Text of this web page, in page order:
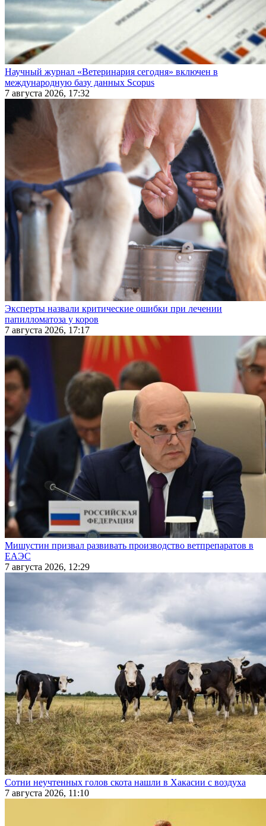
Научный журнал «Ветеринария сегодня» включен в
международную базу данных Scopus
7 августа 2026, 17:32
Эксперты назвали критические ошибки при лечении
папилломатоза у коров
7 августа 2026, 17:17
Мишустин призвал развивать производство ветпрепаратов в
ЕАЭС
7 августа 2026, 12:29
Сотни неучтенных голов скота нашли в Хакасии с воздуха
7 августа 2026, 11:10